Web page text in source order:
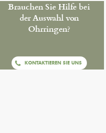
Brauchen Sie Hilfe bei
der Auswahl von
Ohrringen?
KONTAKTIEREN SIE UNS